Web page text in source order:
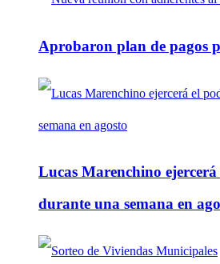
Aprobaron plan de pagos
Lucas Marenchino
durante una semana en